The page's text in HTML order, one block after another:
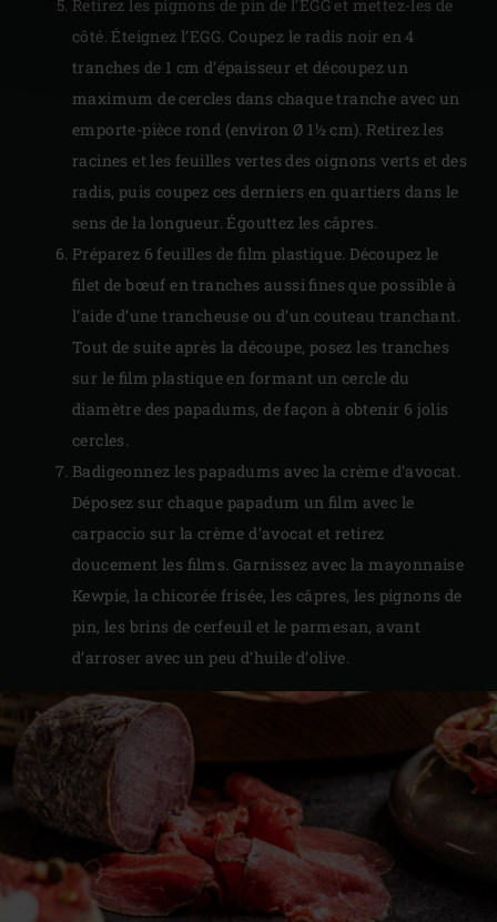
Retirez les pignons de pin de l’EGG et mettez-les de
côté. Éteignez l’EGG. Coupez le radis noir en 4
tranches de 1 cm d’épaisseur et découpez un
maximum de cercles dans chaque tranche avec un
emporte-pièce rond (environ Ø 1½ cm). Retirez les
racines et les feuilles vertes des oignons verts et des
radis, puis coupez ces derniers en quartiers dans le
sens de la longueur. Égouttez les câpres.
Préparez 6 feuilles de film plastique. Découpez le
filet de bœuf en tranches aussi fines que possible à
l’aide d’une trancheuse ou d’un couteau tranchant.
Tout de suite après la découpe, posez les tranches
sur le film plastique en formant un cercle du
diamètre des papadums, de façon à obtenir 6 jolis
cercles.
Badigeonnez les papadums avec la crème d’avocat.
Déposez sur chaque papadum un film avec le
carpaccio sur la crème d’avocat et retirez
doucement les films. Garnissez avec la mayonnaise
Kewpie, la chicorée frisée, les câpres, les pignons de
pin, les brins de cerfeuil et le parmesan, avant
d’arroser avec un peu d’huile d’olive.